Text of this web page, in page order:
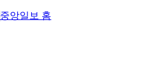
중앙일보 홈